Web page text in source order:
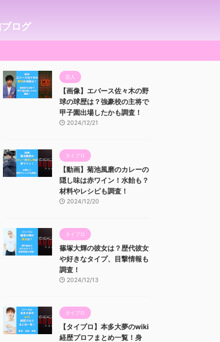
ログ
芸人
【画像】エバース佐々木の野
球の球歴は？強豪校の主将で
甲子園出場したかも調査！
2024/12/21
タイプロ
【動画】菊池風磨のカレーの
隠し味は赤ワイン！水飴も？
材料やレシピも調査！
2024/12/20
タイプロ
篠塚大輝の彼女は？歴代彼女
や好きなタイプ、目撃情報も
調査！
2024/12/13
タイプロ
【タイプロ】本多大夢のwiki
経歴プロフまとめ一覧！身